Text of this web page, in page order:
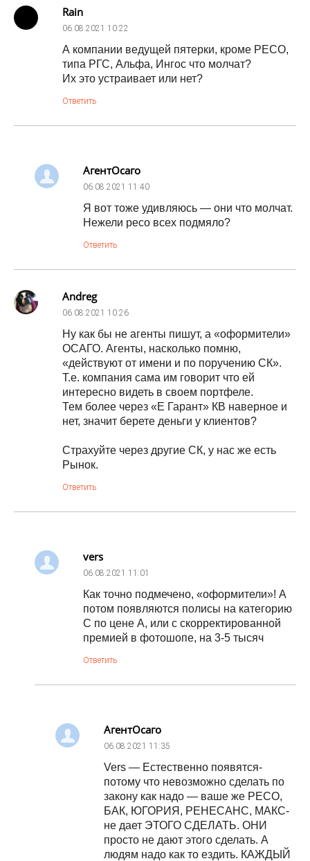
Rain
06.08.2021 10:22
А компании ведущей пятерки, кроме РЕСО,
типа РГС, Альфа, Ингос что молчат?
Их это устраивает или нет?
Ответить
АгентОсаго
06.08.2021 11:40
Я вот тоже удивляюсь — они что молчат.
Нежели ресо всех подмяло?
Ответить
Andreg
06.08.2021 10:26
Ну как бы не агенты пишут, а «оформители»
ОСАГО. Агенты, насколько помню,
«действуют от имени и по поручению СК».
Т.е. компания сама им говорит что ей
интересно видеть в своем портфеле.
Тем более через «Е Гарант» КВ наверное и
нет, значит берете деньги у клиентов?
Страхуйте через другие СК, у нас же есть
Рынок.
Ответить
vers
06.08.2021 11:01
Как точно подмечено, «оформители»! А
потом появляются полисы на категорию
С по цене А, или с скорректированной
премией в фотошопе, на 3-5 тысяч
Ответить
АгентОсаго
06.08.2021 11:35
Vers — Естественно появятся-
потому что невозможно сделать по
закону как надо — ваше же РЕСО,
БАК, ЮГОРИЯ, РЕНЕСАНС, МАКС-
не дает ЭТОГО СДЕЛАТЬ. ОНИ
просто не дают этого сделать. А
людям надо как то ездить. КАЖДЫЙ